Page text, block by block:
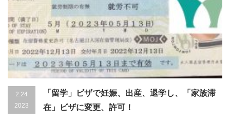
2.24
2023
「留学」ビザで妊娠、出産、退学し、「家族滞
在」ビザに変更、許可！